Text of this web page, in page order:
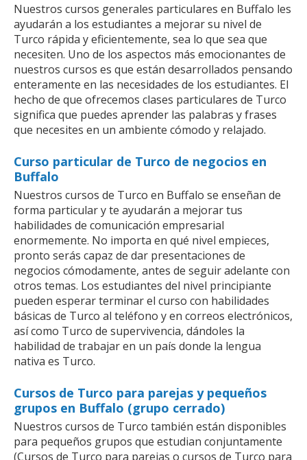
Nuestros cursos generales particulares en Buffalo les
ayudarán a los estudiantes a mejorar su nivel de
Turco rápida y eficientemente, sea lo que sea que
necesiten. Uno de los aspectos más emocionantes de
nuestros cursos es que están desarrollados pensando
enteramente en las necesidades de los estudiantes. El
hecho de que ofrecemos clases particulares de Turco
significa que puedes aprender las palabras y frases
que necesites en un ambiente cómodo y relajado.
Curso particular de Turco de negocios en
Buffalo
Nuestros cursos de Turco en Buffalo se enseñan de
forma particular y te ayudarán a mejorar tus
habilidades de comunicación empresarial
enormemente. No importa en qué nivel empieces,
pronto serás capaz de dar presentaciones de
negocios cómodamente, antes de seguir adelante con
otros temas. Los estudiantes del nivel principiante
pueden esperar terminar el curso con habilidades
básicas de Turco al teléfono y en correos electrónicos,
así como Turco de supervivencia, dándoles la
habilidad de trabajar en un país donde la lengua
nativa es Turco.
Cursos de Turco para parejas y pequeños
grupos en Buffalo (grupo cerrado)
Nuestros cursos de Turco también están disponibles
para pequeños grupos que estudian conjuntamente
(Cursos de Turco para parejas o cursos de Turco para